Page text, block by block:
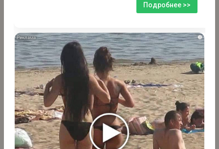
Подробнее >>
i